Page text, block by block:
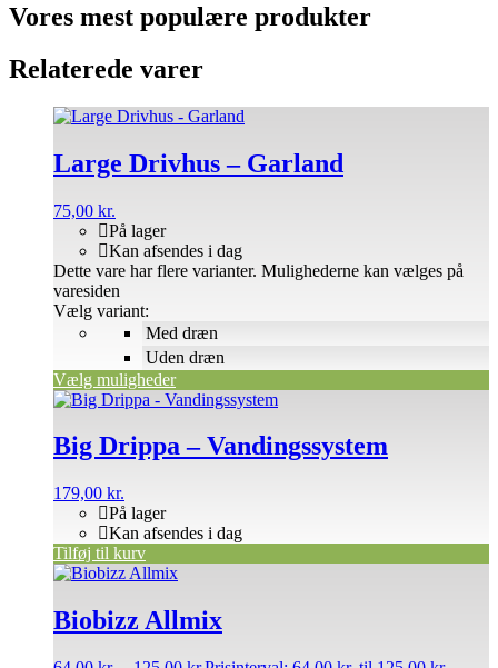
Vores mest populære produkter
Relaterede varer
Large Drivhus – Garland
75,00 kr.
På lager
Kan afsendes i dag
Vælg variant:
Vælg muligheder
Dette vare har flere varianter. Mulighederne kan vælges på
varesiden
Med dræn
Uden dræn
Big Drippa – Vandingssystem
179,00 kr.
På lager
Kan afsendes i dag
Tilføj til kurv
Biobizz Allmix